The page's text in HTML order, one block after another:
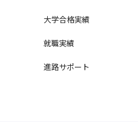
大学合格実績
就職実績
進路サポート